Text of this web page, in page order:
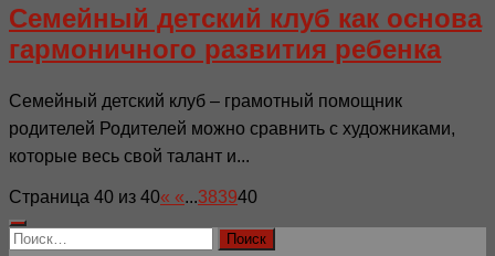
Семейный детский клуб как основа
гармоничного развития ребенка
Семейный детский клуб – грамотный помощник
родителей Родителей можно сравнить с художниками,
которые весь свой талант и...
Страница 40 из 40« «...383940
Найти: